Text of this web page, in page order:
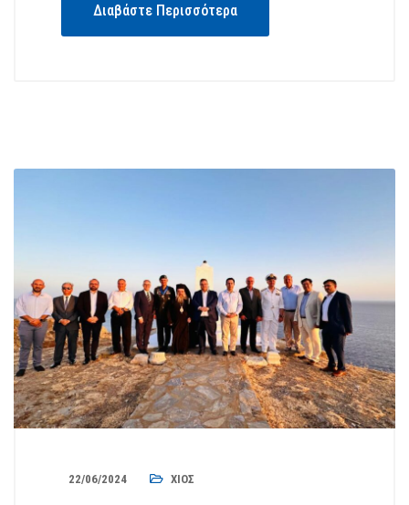
Διαβάστε Περισσότερα
22/06/2024 ΧΊΟΣ